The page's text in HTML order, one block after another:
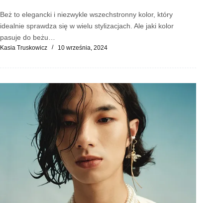
Beż to elegancki i niezwykle wszechstronny kolor, który
idealnie sprawdza się w wielu stylizacjach. Ale jaki kolor
pasuje do beżu…
Kasia Truskowicz 10 września, 2024